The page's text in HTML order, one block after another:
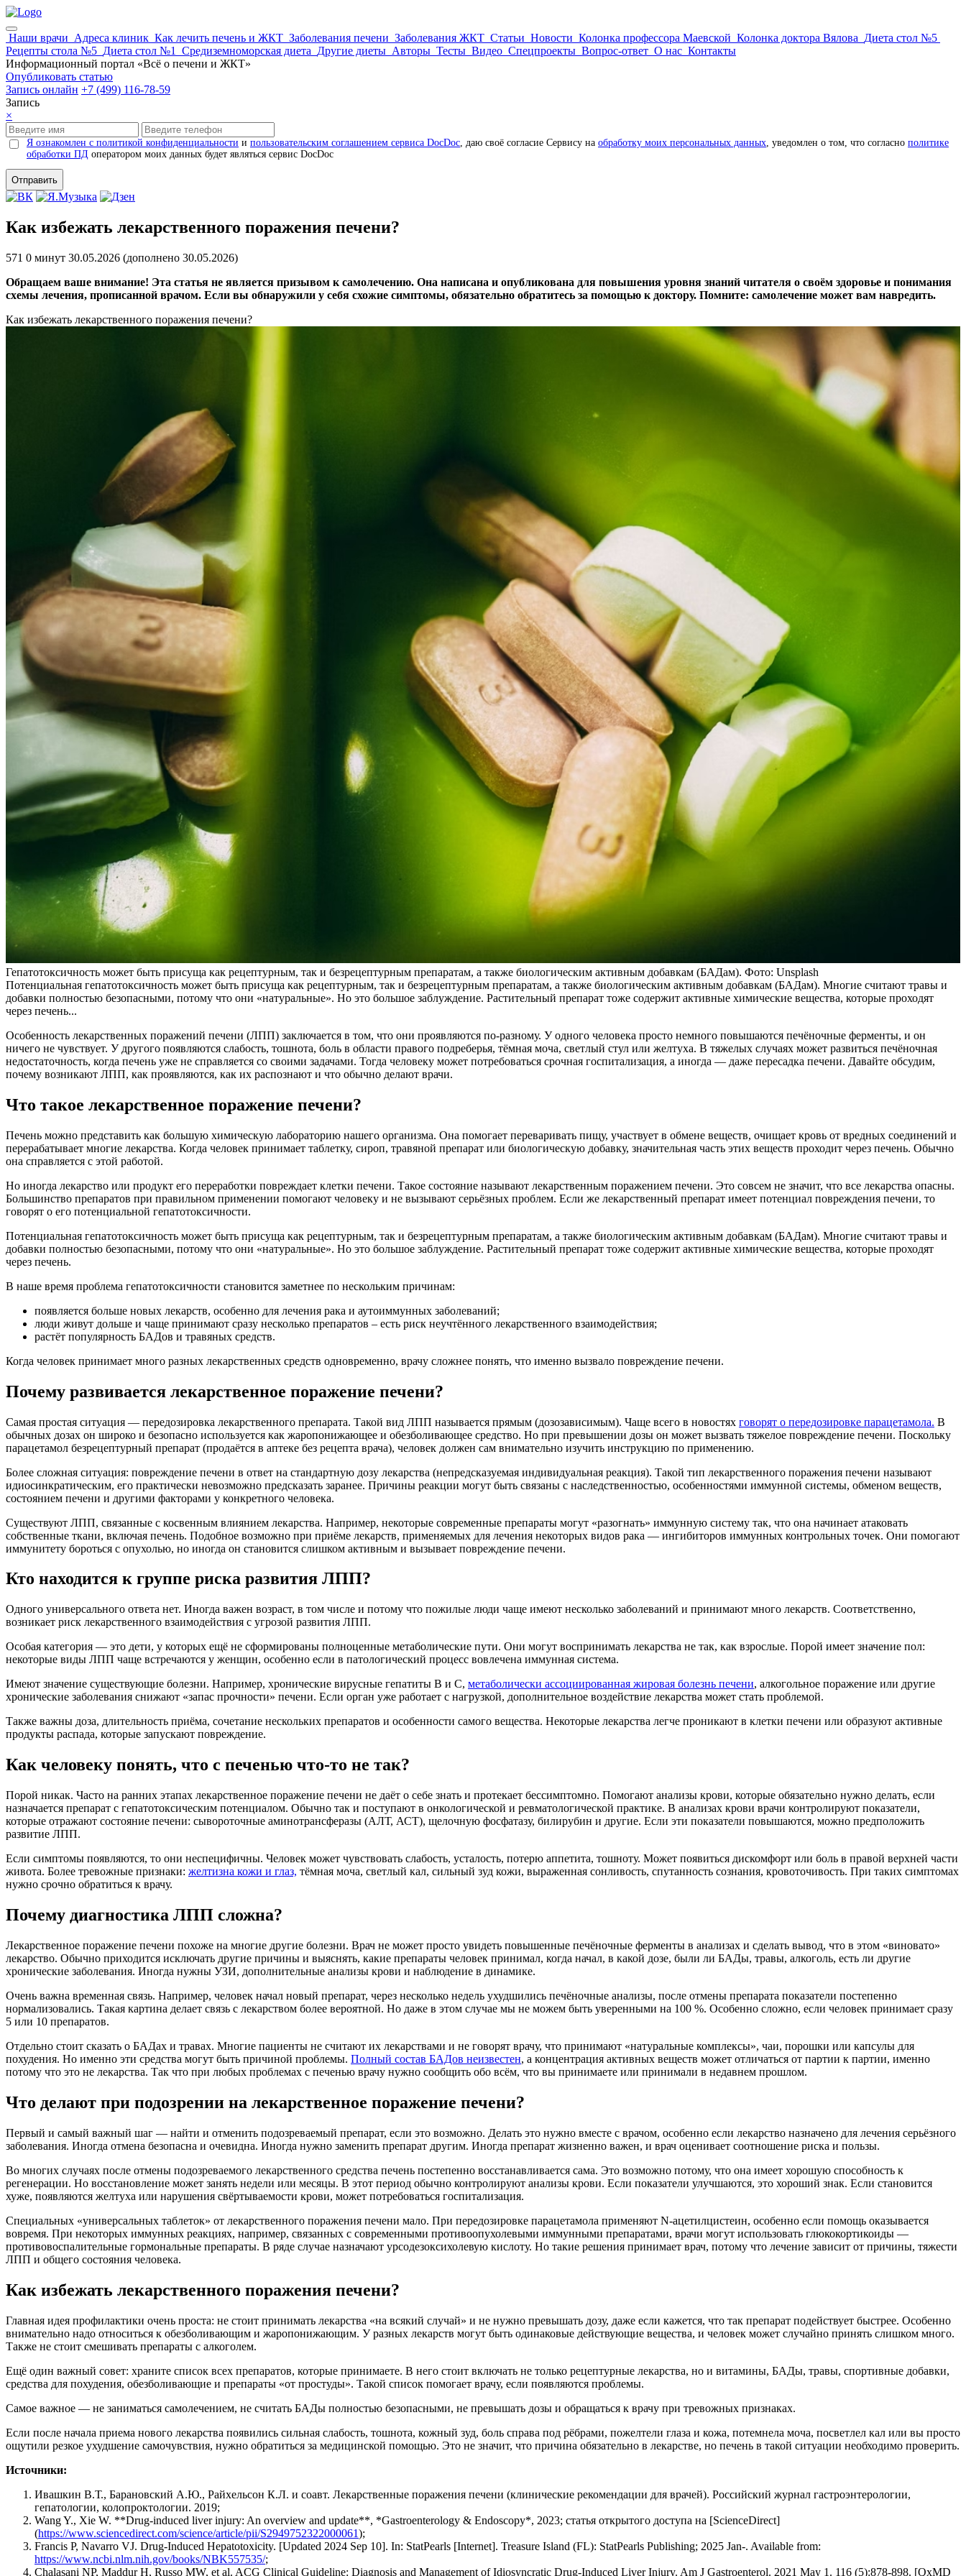
Наши врачи Адреса клиник Как лечить печень и ЖКТ Заболевания печени Заболевания ЖКТ Статьи Новости Колонка профессора Маевской Колонка доктора Вялова Диета стол №5
Рецепты стола №5 Диета стол №1 Средиземноморская диета Другие диеты Авторы Тесты Видео Спецпроекты Вопрос-ответ О нас Контакты
Информационный портал «Всё о печени и ЖКТ»
Опубликовать статью
Запись онлайн +7 (499) 116-78-59
Запись
×
Я ознакомлен с политикой конфиденциальности и пользовательским соглашением сервиса DocDoc, даю своё согласие Сервису на обработку моих персональных данных, уведомлен о том, что согласно политике
обработки ПД оператором моих данных будет являться сервис DocDoc
Отправить
Как избежать лекарственного поражения печени?
571 0 минут 30.05.2026 (дополнено 30.05.2026)
Обращаем ваше внимание! Эта статья не является призывом к самолечению. Она написана и опубликована для повышения уровня знаний читателя о своём здоровье и понимания
схемы лечения, прописанной врачом. Если вы обнаружили у себя схожие симптомы, обязательно обратитесь за помощью к доктору. Помните: самолечение может вам навредить.
Как избежать лекарственного поражения печени?
Гепатотоксичность может быть присуща как рецептурным, так и безрецептурным препаратам, а также биологическим активным добавкам (БАДам). Фото: Unsplash
Потенциальная гепатотоксичность может быть присуща как рецептурным, так и безрецептурным препаратам, а также биологическим активным добавкам (БАДам). Многие считают травы и
добавки полностью безопасными, потому что они «натуральные». Но это большое заблуждение. Растительный препарат тоже содержит активные химические вещества, которые проходят
через печень...
Особенность лекарственных поражений печени (ЛПП) заключается в том, что они проявляются по-разному. У одного человека просто немного повышаются печёночные ферменты, и он
ничего не чувствует. У другого появляются слабость, тошнота, боль в области правого подреберья, тёмная моча, светлый стул или желтуха. В тяжелых случаях может развиться печёночная
недостаточность, когда печень уже не справляется со своими задачами. Тогда человеку может потребоваться срочная госпитализация, а иногда — даже пересадка печени. Давайте обсудим,
почему возникают ЛПП, как проявляются, как их распознают и что обычно делают врачи.
Что такое лекарственное поражение печени?
Печень можно представить как большую химическую лабораторию нашего организма. Она помогает переваривать пищу, участвует в обмене веществ, очищает кровь от вредных соединений и
перерабатывает многие лекарства. Когда человек принимает таблетку, сироп, травяной препарат или биологическую добавку, значительная часть этих веществ проходит через печень. Обычно
она справляется с этой работой.
Но иногда лекарство или продукт его переработки повреждает клетки печени. Такое состояние называют лекарственным поражением печени. Это совсем не значит, что все лекарства опасны.
Большинство препаратов при правильном применении помогают человеку и не вызывают серьёзных проблем. Если же лекарственный препарат имеет потенциал повреждения печени, то
говорят о его потенциальной гепатотоксичности.
Потенциальная гепатотоксичность может быть присуща как рецептурным, так и безрецептурным препаратам, а также биологическим активным добавкам (БАДам). Многие считают травы и
добавки полностью безопасными, потому что они «натуральные». Но это большое заблуждение. Растительный препарат тоже содержит активные химические вещества, которые проходят
через печень.
В наше время проблема гепатотоксичности становится заметнее по нескольким причинам:
появляется больше новых лекарств, особенно для лечения рака и аутоиммунных заболеваний;
люди живут дольше и чаще принимают сразу несколько препаратов – есть риск неучтённого лекарственного взаимодействия;
растёт популярность БАДов и травяных средств.
Когда человек принимает много разных лекарственных средств одновременно, врачу сложнее понять, что именно вызвало повреждение печени.
Почему развивается лекарственное поражение печени?
Самая простая ситуация — передозировка лекарственного препарата. Такой вид ЛПП называется прямым (дозозависимым). Чаще всего в новостях говорят о передозировке парацетамола. В
обычных дозах он широко и безопасно используется как жаропонижающее и обезболивающее средство. Но при превышении дозы он может вызвать тяжелое повреждение печени. Поскольку
парацетамол безрецептурный препарат (продаётся в аптеке без рецепта врача), человек должен сам внимательно изучить инструкцию по применению.
Более сложная ситуация: повреждение печени в ответ на стандартную дозу лекарства (непредсказуемая индивидуальная реакция). Такой тип лекарственного поражения печени называют
идиосинкратическим, его практически невозможно предсказать заранее. Причины реакции могут быть связаны с наследственностью, особенностями иммунной системы, обменом веществ,
состоянием печени и другими факторами у конкретного человека.
Существуют ЛПП, связанные с косвенным влиянием лекарства. Например, некоторые современные препараты могут «разогнать» иммунную систему так, что она начинает атаковать
собственные ткани, включая печень. Подобное возможно при приёме лекарств, применяемых для лечения некоторых видов рака — ингибиторов иммунных контрольных точек. Они помогают
иммунитету бороться с опухолью, но иногда он становится слишком активным и вызывает повреждение печени.
Кто находится к группе риска развития ЛПП?
Одного универсального ответа нет. Иногда важен возраст, в том числе и потому что пожилые люди чаще имеют несколько заболеваний и принимают много лекарств. Соответственно,
возникает риск лекарственного взаимодействия с угрозой развития ЛПП.
Особая категория — это дети, у которых ещё не сформированы полноценные метаболические пути. Они могут воспринимать лекарства не так, как взрослые. Порой имеет значение пол:
некоторые виды ЛПП чаще встречаются у женщин, особенно если в патологический процесс вовлечена иммунная система.
Имеют значение существующие болезни. Например, хронические вирусные гепатиты B и C, метаболически ассоциированная жировая болезнь печени, алкогольное поражение или другие
хронические заболевания снижают «запас прочности» печени. Если орган уже работает с нагрузкой, дополнительное воздействие лекарства может стать проблемой.
Также важны доза, длительность приёма, сочетание нескольких препаратов и особенности самого вещества. Некоторые лекарства легче проникают в клетки печени или образуют активные
продукты распада, которые запускают повреждение.
Как человеку понять, что с печенью что-то не так?
Порой никак. Часто на ранних этапах лекарственное поражение печени не даёт о себе знать и протекает бессимптомно. Помогают анализы крови, которые обязательно нужно делать, если
назначается препарат с гепатотоксическим потенциалом. Обычно так и поступают в онкологической и ревматологической практике. В анализах крови врачи контролируют показатели,
которые отражают состояние печени: сывороточные аминотрансферазы (АЛТ, АСТ), щелочную фосфатазу, билирубин и другие. Если эти показатели повышаются, можно предположить
развитие ЛПП.
Если симптомы появляются, то они неспецифичны. Человек может чувствовать слабость, усталость, потерю аппетита, тошноту. Может появиться дискомфорт или боль в правой верхней части
живота. Более тревожные признаки: желтизна кожи и глаз, тёмная моча, светлый кал, сильный зуд кожи, выраженная сонливость, спутанность сознания, кровоточивость. При таких симптомах
нужно срочно обратиться к врачу.
Почему диагностика ЛПП сложна?
Лекарственное поражение печени похоже на многие другие болезни. Врач не может просто увидеть повышенные печёночные ферменты в анализах и сделать вывод, что в этом «виновато»
лекарство. Обычно приходится исключать другие причины и выяснять, какие препараты человек принимал, когда начал, в какой дозе, были ли БАДы, травы, алкоголь, есть ли другие
хронические заболевания. Иногда нужны УЗИ, дополнительные анализы крови и наблюдение в динамике.
Очень важна временная связь. Например, человек начал новый препарат, через несколько недель ухудшились печёночные анализы, после отмены препарата показатели постепенно
нормализовались. Такая картина делает связь с лекарством более вероятной. Но даже в этом случае мы не можем быть уверенными на 100 %. Особенно сложно, если человек принимает сразу
5 или 10 препаратов.
Отдельно стоит сказать о БАДах и травах. Многие пациенты не считают их лекарствами и не говорят врачу, что принимают «натуральные комплексы», чаи, порошки или капсулы для
похудения. Но именно эти средства могут быть причиной проблемы. Полный состав БАДов неизвестен, а концентрация активных веществ может отличаться от партии к партии, именно
потому что это не лекарства. Так что при любых проблемах с печенью врачу нужно сообщить обо всём, что вы принимаете или принимали в недавнем прошлом.
Что делают при подозрении на лекарственное поражение печени?
Первый и самый важный шаг — найти и отменить подозреваемый препарат, если это возможно. Делать это нужно вместе с врачом, особенно если лекарство назначено для лечения серьёзного
заболевания. Иногда отмена безопасна и очевидна. Иногда нужно заменить препарат другим. Иногда препарат жизненно важен, и врач оценивает соотношение риска и пользы.
Во многих случаях после отмены подозреваемого лекарственного средства печень постепенно восстанавливается сама. Это возможно потому, что она имеет хорошую способность к
регенерации. Но восстановление может занять недели или месяцы. В этот период обычно контролируют анализы крови. Если показатели улучшаются, это хороший знак. Если становится
хуже, появляются желтуха или нарушения свёртываемости крови, может потребоваться госпитализация.
Специальных «универсальных таблеток» от лекарственного поражения печени мало. При передозировке парацетамола применяют N-ацетилцистеин, особенно если помощь оказывается
вовремя. При некоторых иммунных реакциях, например, связанных с современными противоопухолевыми иммунными препаратами, врачи могут использовать глюкокортикоиды —
противовоспалительные гормональные препараты. В ряде случае назначают урсодезоксихолевую кислоту. Но такие решения принимает врач, потому что лечение зависит от причины, тяжести
ЛПП и общего состояния человека.
Как избежать лекарственного поражения печени?
Главная идея профилактики очень проста: не стоит принимать лекарства «на всякий случай» и не нужно превышать дозу, даже если кажется, что так препарат подействует быстрее. Особенно
внимательно надо относиться к обезболивающим и жаропонижающим. У разных лекарств могут быть одинаковые действующие вещества, и человек может случайно принять слишком много.
Также не стоит смешивать препараты с алкоголем.
Ещё один важный совет: храните список всех препаратов, которые принимаете. В него стоит включать не только рецептурные лекарства, но и витамины, БАДы, травы, спортивные добавки,
средства для похудения, обезболивающие и препараты «от простуды». Такой список помогает врачу, если появляются проблемы.
Самое важное — не заниматься самолечением, не считать БАДы полностью безопасными, не превышать дозы и обращаться к врачу при тревожных признаках.
Если после начала приема нового лекарства появились сильная слабость, тошнота, кожный зуд, боль справа под рёбрами, пожелтели глаза и кожа, потемнела моча, посветлел кал или вы просто
ощутили резкое ухудшение самочувствия, нужно обратиться за медицинской помощью. Это не значит, что причина обязательно в лекарстве, но печень в такой ситуации необходимо проверить.
Источники:
Ивашкин В.Т., Барановский А.Ю., Райхельсон К.Л. и соавт. Лекарственные поражения печени (клинические рекомендации для врачей). Российский журнал гастроэнтерологии,
гепатологии, колопроктологии. 2019;
Wang Y., Xie W. **Drug-induced liver injury: An overview and update**, *Gastroenterology & Endoscopy*, 2023; статья открытого доступа на [ScienceDirect]
(https://www.sciencedirect.com/science/article/pii/S2949752322000061);
Francis P, Navarro VJ. Drug-Induced Hepatotoxicity. [Updated 2024 Sep 10]. In: StatPearls [Internet]. Treasure Island (FL): StatPearls Publishing; 2025 Jan-. Available from:
https://www.ncbi.nlm.nih.gov/books/NBK557535/;
Chalasani NP, Maddur H, Russo MW, et al. ACG Clinical Guideline: Diagnosis and Management of Idiosyncratic Drug-Induced Liver Injury. Am J Gastroenterol. 2021 May 1. 116 (5):878-898. [QxMD